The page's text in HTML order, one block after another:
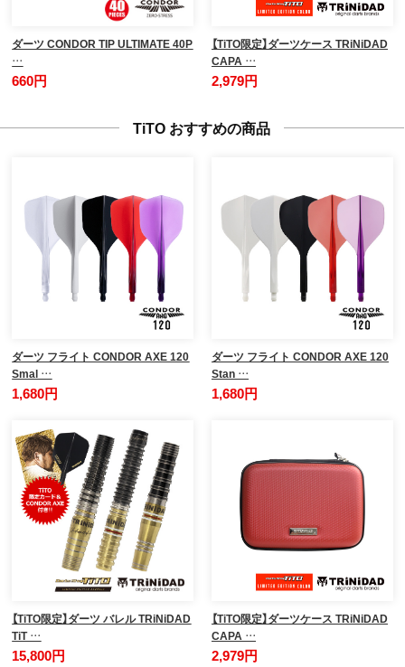
ダーツ CONDOR TIP ULTIMATE 40P
…
660円
【TiTO限定】ダーツケース TRiNiDAD
CAPA …
2,979円
TiTO おすすめの商品
ダーツ フライト CONDOR AXE 120
Smal …
1,680円
ダーツ フライト CONDOR AXE 120
Stan …
1,680円
【TiTO限定】ダーツ バレル TRiNiDAD
TiT …
15,800円
【TiTO限定】ダーツケース TRiNiDAD
CAPA …
2,979円